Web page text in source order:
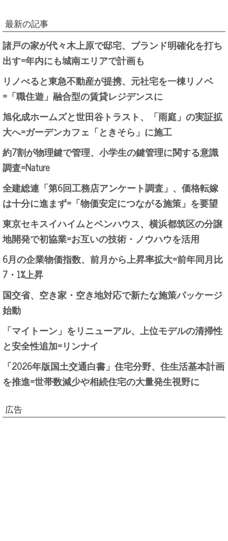
最新の記事
諸戸の家が代々木上原で邸宅、ブランド明確化を打ち
出す=年内にも城南エリアで計画も
リノべると東急不動産が提携、元社宅を一棟リノベ
=「職住遊」融合型の賃貸レジデンスに
旭化成ホームズと世田谷トラスト、「雨庭」の実証拡
大へ=ガーデンカフェ「ときそら」に施工
約7割が物理鍵で管理、小学生の鍵管理に関する意識
調査=Nature
全建総連「第6回工務店アンケート調査」、価格転嫁
は十分に進まず=「物価安定につながる施策」を要望
東京セキスイハイムとベンハウス、横浜都筑区の分譲
地開発で初協業=お互いの技術・ノウハウを活用
6月の企業物価指数、前月から上昇率拡大=前年同月比
7・1%上昇
国交省、空き家・空き地対応で新たな施策パッケージ
始動
「マイトーン」をリニューアル、上位モデルの清掃性
と安全性追加=リンナイ
「2026年版国土交通白書」住宅分野、住生活基本計画
を推進=世帯数減少や相続住宅の大量発生視野に
広告